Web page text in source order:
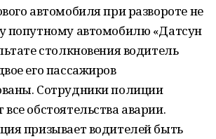
автомобиля при развороте не
попутному автомобилю «Датсун
столкновения водитель
его пассажиров
Сотрудники полиции
обстоятельства аварии.
призывает водителей быть